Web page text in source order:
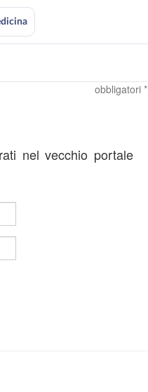
obbligatori *
nel vecchio portale